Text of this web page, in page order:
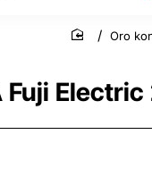
Fuji
home
Oro